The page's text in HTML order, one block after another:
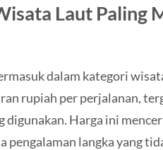
Laut Paling
dalam kategori
rupiah per perjalanan,
digunakan. Harga ini
pengalaman langka yang